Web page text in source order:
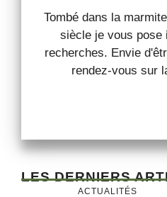
Tombé dans la
siècle je vous pose
recherches. Envie
rendez-vous sur
LES DERNIERS
ACTUALITÉS